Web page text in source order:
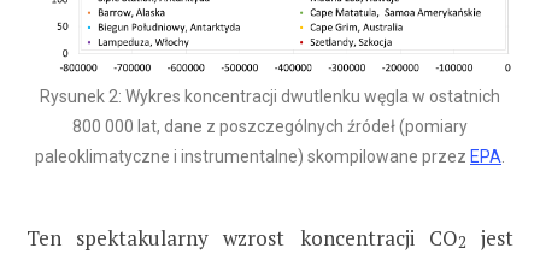
Rysunek 2: Wykres koncentracji dwutlenku węgla w ostatnich
800 000 lat, dane z poszczególnych źródeł (pomiary
paleoklimatyczne i instrumentalne) skompilowane przez EPA
Ten spektakularny wzrost koncentracji CO2
jest